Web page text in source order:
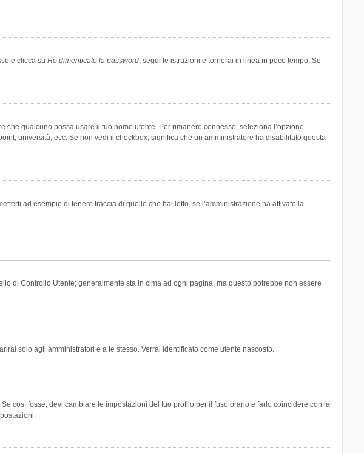
e clicca su Ho dimenticato la password, segui le istruzioni e tornerai in linea in poco tempo. Se
qualcuno possa usare il tuo nome utente. Per rimanere connesso, seleziona l’opzione
università, ecc. Se non vedi il checkbox, significa che un amministratore ha disabilitato questa
ad esempio di tenere traccia di quello che hai letto, se l’amministrazione ha attivato la
di Controllo Utente; generalmente sta in cima ad ogni pagina, ma questo potrebbe non essere
solo agli amministratori e a te stesso. Verrai identificato come utente nascosto.
così fosse, devi cambiare le impostazioni del tuo profilo per il fuso orario e farlo coincidere con la